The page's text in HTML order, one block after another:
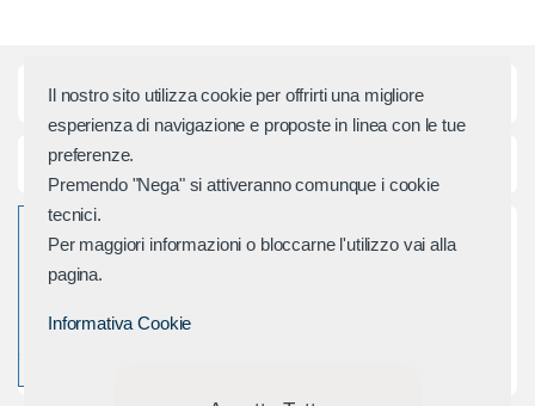
M
Categorie principali
Assistenza e Contatti
Il nostro sito utilizza cookie per offrirti una migliore
esperienza di navigazione e proposte in linea con le tue
preferenze.
Premendo "Nega" si attiveranno comunque i cookie
tecnici.
Per maggiori informazioni o bloccarne l'utilizzo vai alla
pagina.
Informativa Cookie